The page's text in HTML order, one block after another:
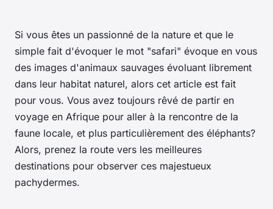
Si vous êtes un passionné de la nature et que le
simple fait d'évoquer le mot "safari" évoque en vous
des images d'animaux sauvages évoluant librement
dans leur habitat naturel, alors cet article est fait
pour vous. Vous avez toujours rêvé de partir en
voyage en Afrique pour aller à la rencontre de la
faune locale, et plus particulièrement des éléphants?
Alors, prenez la route vers les meilleures
destinations pour observer ces majestueux
pachydermes.